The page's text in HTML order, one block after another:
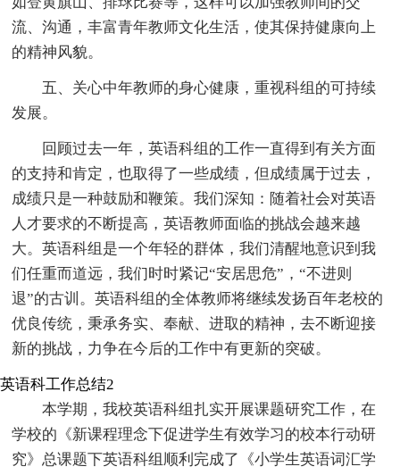
流、沟通，丰富青年教师文化生活，使其保持健康向上
的精神风貌。
五、关心中年教师的身心健康，重视科组的可持续
发展。
回顾过去一年，英语科组的工作一直得到有关方面
的支持和肯定，也取得了一些成绩，但成绩属于过去，
成绩只是一种鼓励和鞭策。我们深知：随着社会对英语
人才要求的不断提高，英语教师面临的挑战会越来越
大。英语科组是一个年轻的群体，我们清醒地意识到我
们任重而道远，我们时时紧记“安居思危”，“不进则
退”的古训。英语科组的全体教师将继续发扬百年老校的
优良传统，秉承务实、奉献、进取的精神，去不断迎接
新的挑战，力争在今后的工作中有更新的突破。
英语科工作总结2
本学期，我校英语科组扎实开展课题研究工作，在
学校的《新课程理念下促进学生有效学习的校本行动研
究》总课题下英语科组顺利完成了《小学生英语词汇学